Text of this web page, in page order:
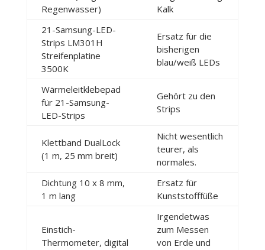
Regenwasser)
Kalk
21-Samsung-LED-
Strips LM301H
Streifenplatine
3500K
Ersatz für die
bisherigen
blau/weiß LEDs
Wärmeleitklebepad
für 21-Samsung-
LED-Strips
Gehört zu den
Strips
Klettband DualLock
(1 m, 25 mm breit)
Nicht wesentlich
teurer, als
normales.
Dichtung 10 x 8 mm,
1 m lang
Ersatz für
Kunststofffüße
Einstich-
Thermometer, digital
Irgendetwas
zum Messen
von Erde und